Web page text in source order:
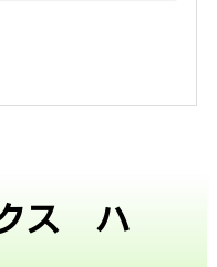
クス ハ